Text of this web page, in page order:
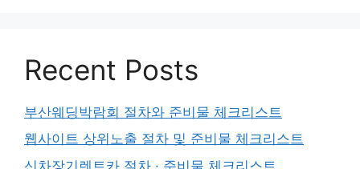
Recent Posts
부산웨딩박람회 절차와 준비물 체크리스트
웹사이트 상위노출 절차 및 준비물 체크리스트
신차장기렌트카 절차 · 준비물 체크리스트